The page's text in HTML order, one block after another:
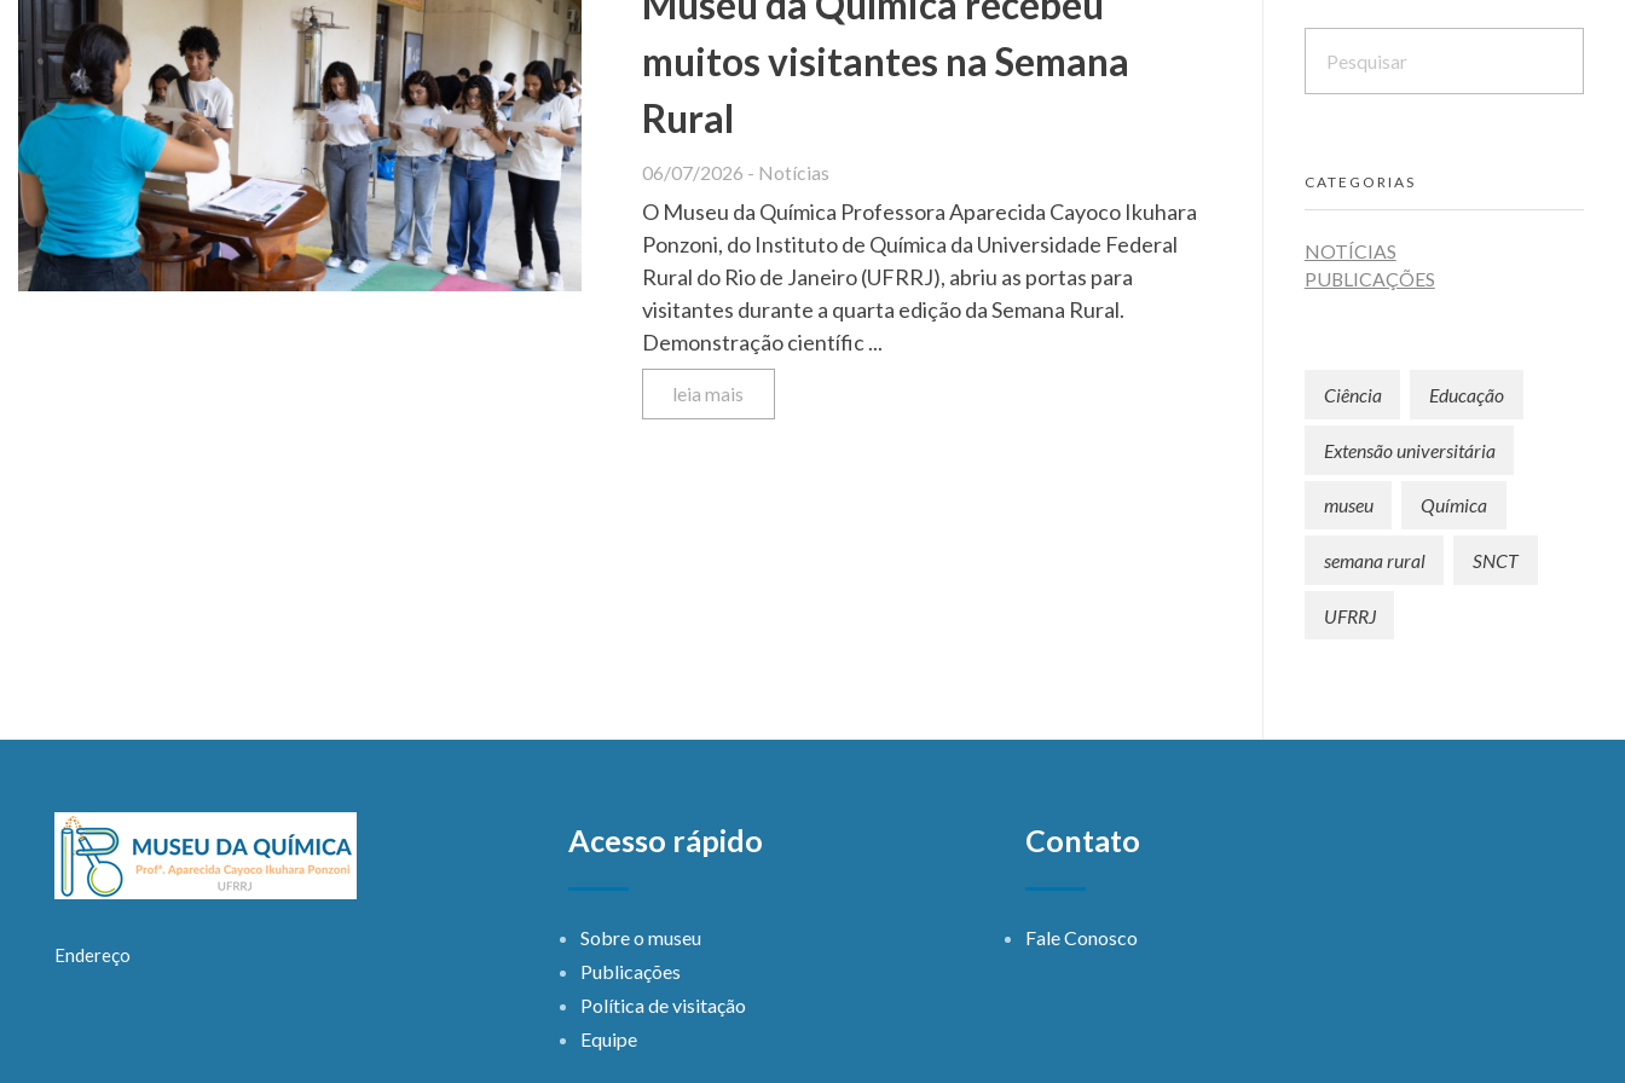
muitos visitantes na Semana
Rural
06/07/2026 - Notícias
O Museu da Química Professora Aparecida Cayoco Ikuhara
Ponzoni, do Instituto de Química da Universidade Federal
Rural do Rio de Janeiro (UFRRJ), abriu as portas para
visitantes durante a quarta edição da Semana Rural.
Demonstração científic ...
leia mais
CATEGORIAS
NOTÍCIAS
PUBLICAÇÕES
Ciência Educação
Extensão universitária
museu Química
semana rural SNCT
UFRRJ
Endereço
Acesso rápido
Sobre o museu
Publicações
Política de visitação
Equipe
Contato
Fale Conosco